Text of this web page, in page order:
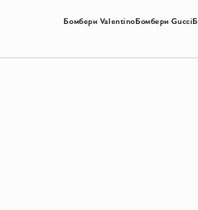
Бомбери ValentinoБомбери Gucci